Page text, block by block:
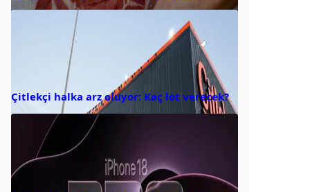
Çitlekçi halka arz oluyor: Kaç lot verecek?